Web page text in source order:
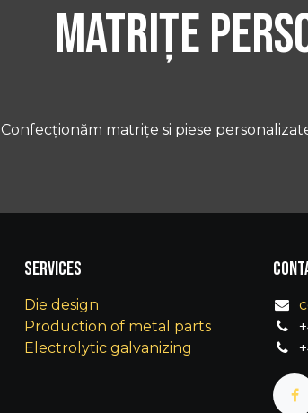
Matrițe
Confecționăm matrițe si piese
Services
Die design
Production of metal parts
Electrolytic galvanizing